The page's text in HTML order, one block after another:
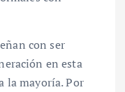
con ser
en esta
la mayoría. Por